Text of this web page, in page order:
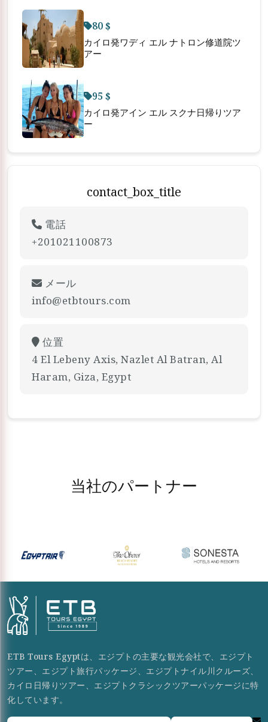
80 $
カイロ発ワディ エル ナトロン修道院ツ
アー
95 $
カイロ発アイン エル スクナ日帰りツア
ー
contact_box_title
電話
+201021100873
メール
info@etbtours.com
位置
4 El Lebeny Axis, Nazlet Al Batran, Al
Haram, Giza, Egypt
当社のパートナー
ETB Tours Egyptは、エジプトの主要な観光会社で、エジプト
ツアー、エジプト旅行パッケージ、エジプトナイル川クルーズ、
カイロ日帰りツアー、エジプトクラシックツアーパッケージに特
化しています。